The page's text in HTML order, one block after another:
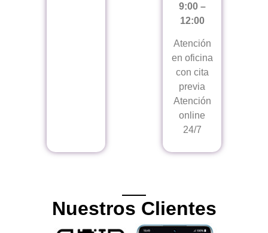
9:00 –
12:00
Atención
en oficina
con cita
previa
Atención
online
24/7
Nuestros Clientes